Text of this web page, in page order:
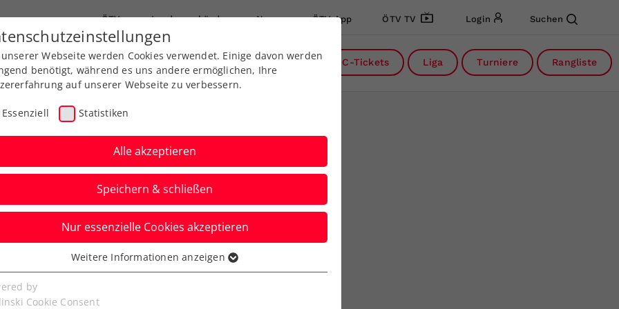
ÖTV Landesverbände News ÖTV App ÖTV TV Login Suchen
Ausbildung Services Über uns DC-Tickets Liga Turniere Rangliste
Cup Österreich –
geht es weiter
Webseite werden Cookies verwendet. Einige davon werden
benötigt, während es uns andere ermöglichen, Ihre
auf unserer Webseite zu verbessern.
Essenziell Statistiken
Alle akzeptieren
Speichern & schließen
Nur essenzielle Cookies akzeptieren
Cookies werden für grundlegende Funktionen der
benötigt. Dadurch ist gewährleistet, dass die Webseite
Weitere Informationen anzeigen
by
Cookie Consent